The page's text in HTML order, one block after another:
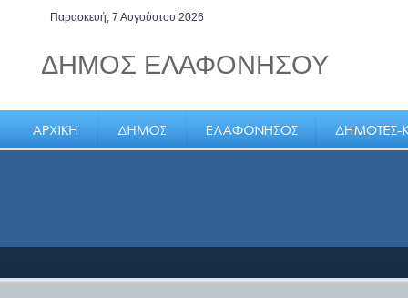
Παρασκευή, 7 Αυγούστου 2026
ΔΗΜΟΣ ΕΛΑΦΟΝΗΣΟΥ